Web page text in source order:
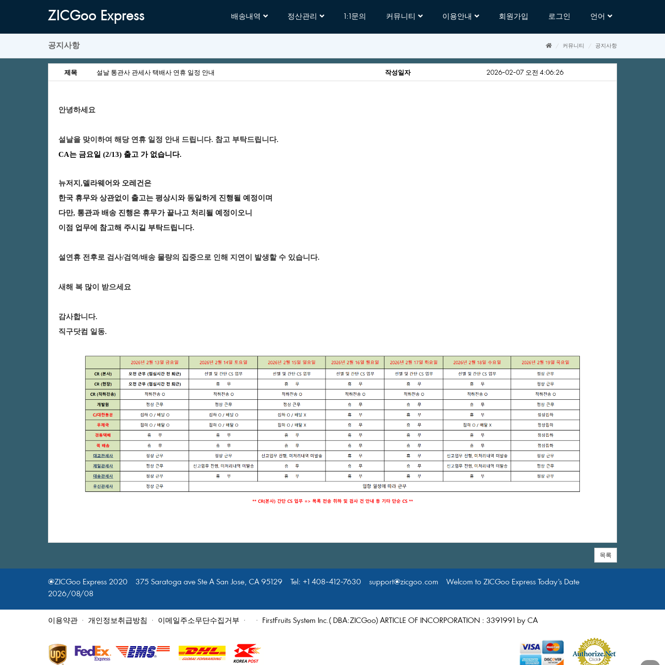
ZICGooExpress 배송내역 정산관리 1:1문의 커뮤니티 이용안내 회원가입 로그인 언어
공지사항 커뮤니티 공지사항
제목 설날통관사관세사택배사연휴일정안내 작성일자 2026-02-07오전4:06:26
안녕하세요
설날을맞이하여해당연휴일정안내드립니다.참고부탁드립니다.
CA는금요일(2/13)출고가없습니다.
뉴저지,델라웨어와오레건은
한국 휴무와 상관없이 출고는 평상시와 동일하게 진행될 예정이며
다만, 통관과 배송 진행은 휴무가 끝나고 처리될 예정이오니
이점 업무에 참고해 주시길 부탁드립니다.
설연휴전후로검사/검역/배송물량의집중으로인해지연이발생할수있습니다.
새해복많이받으세요
감사합니다.
직구닷컴일동.
목록
@ZICGooExpress2020375SaratogaaveSteASanJose,CA95129Tel:+1408-412-7630support@zicgoo.comWelcomtoZICGooExpressToday’sDate
2026/08/08
이용약관 · 개인정보취급방침 · 이메일주소무단수집거부 · ·FirstFruitsSystemInc.(DBA:ZICGoo)ARTICLEOFINCORPORATION:3391991byCA